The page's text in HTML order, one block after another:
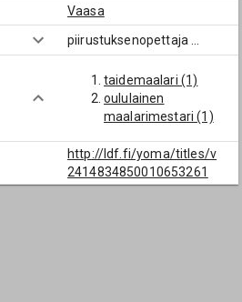
Vaasa
piirustuksenopettaja
taidemaalari (1)
oululainen
maalarimestari (1)
http://ldf.fi/yoma/titles/v
2414834850010653261